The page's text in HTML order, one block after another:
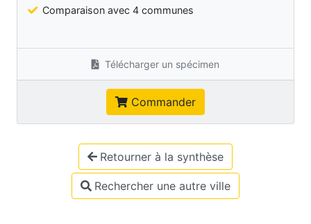
Comparaison avec 4 communes
Télécharger un spécimen
Commander
Retourner à la synthèse
Rechercher une autre ville